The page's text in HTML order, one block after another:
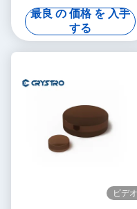
1053nm で使用
最良 の 価格 を 入手
する
ビデオ